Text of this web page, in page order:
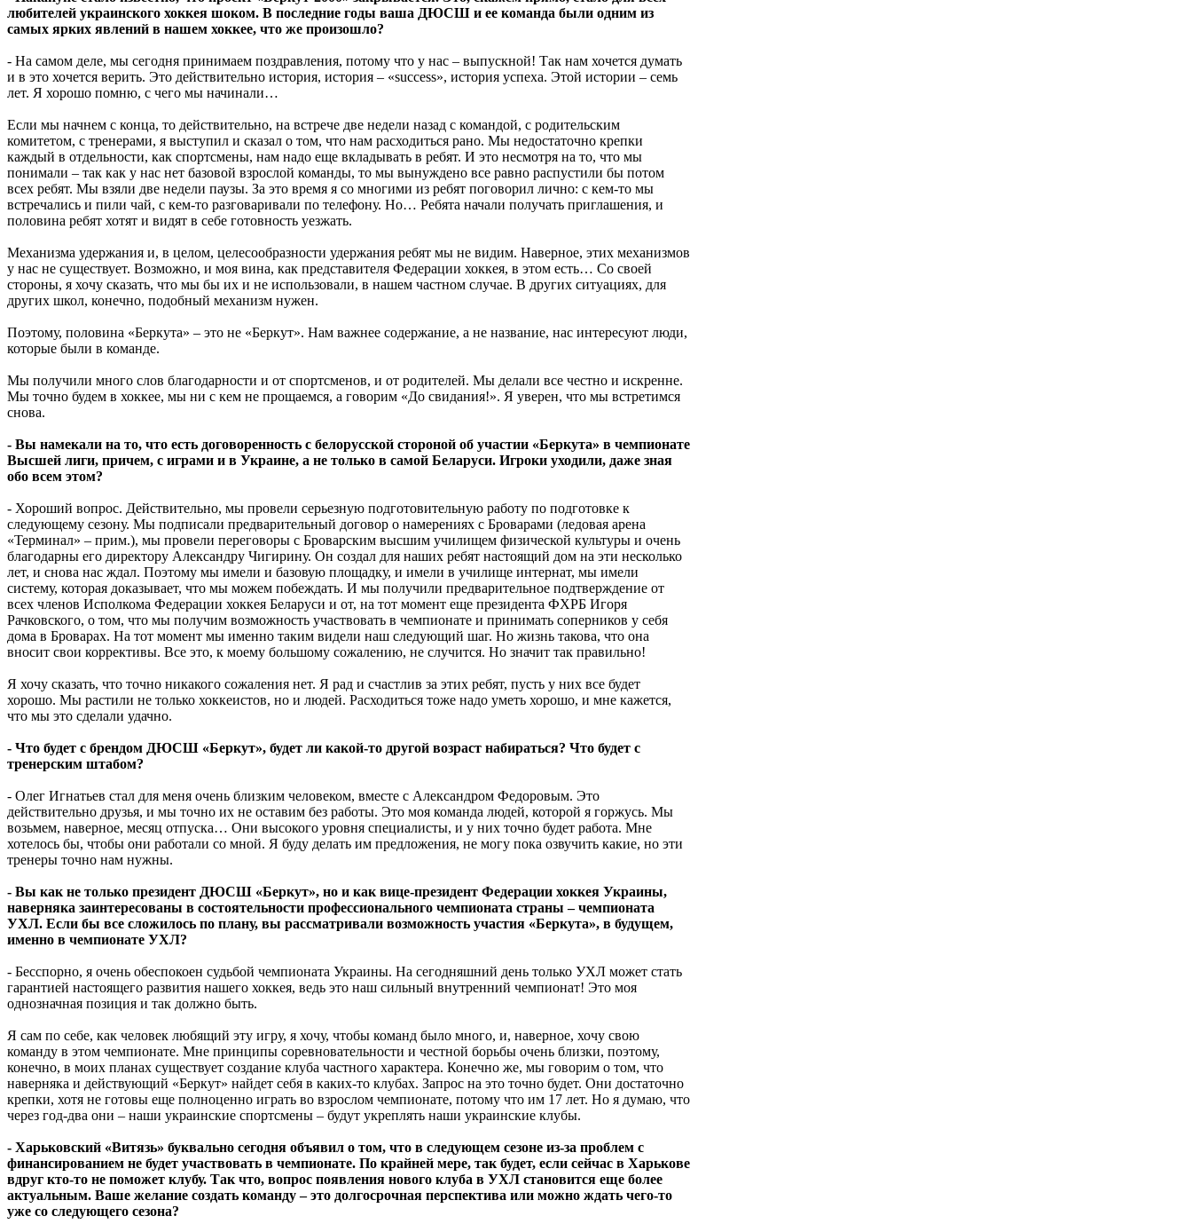
любителей украинского хоккея шоком. В последние годы ваша ДЮСШ и ее команда были одним из
самых ярких явлений в нашем хоккее, что же произошло?
- На самом деле, мы сегодня принимаем поздравления, потому что у нас – выпускной! Так нам хочется думать
и в это хочется верить. Это действительно история, история – «success», история успеха. Этой истории – семь
лет. Я хорошо помню, с чего мы начинали…
Если мы начнем с конца, то действительно, на встрече две недели назад с командой, с родительским
комитетом, с тренерами, я выступил и сказал о том, что нам расходиться рано. Мы недостаточно крепки
каждый в отдельности, как спортсмены, нам надо еще вкладывать в ребят. И это несмотря на то, что мы
понимали – так как у нас нет базовой взрослой команды, то мы вынуждено все равно распустили бы потом
всех ребят. Мы взяли две недели паузы. За это время я со многими из ребят поговорил лично: с кем-то мы
встречались и пили чай, с кем-то разговаривали по телефону. Но… Ребята начали получать приглашения, и
половина ребят хотят и видят в себе готовность уезжать.
Механизма удержания и, в целом, целесообразности удержания ребят мы не видим. Наверное, этих механизмов
у нас не существует. Возможно, и моя вина, как представителя Федерации хоккея, в этом есть… Со своей
стороны, я хочу сказать, что мы бы их и не использовали, в нашем частном случае. В других ситуациях, для
других школ, конечно, подобный механизм нужен.
Поэтому, половина «Беркута» – это не «Беркут». Нам важнее содержание, а не название, нас интересуют люди,
которые были в команде.
Мы получили много слов благодарности и от спортсменов, и от родителей. Мы делали все честно и искренне.
Мы точно будем в хоккее, мы ни с кем не прощаемся, а говорим «До свидания!». Я уверен, что мы встретимся
снова.
- Вы намекали на то, что есть договоренность с белорусской стороной об участии «Беркута» в чемпионате
Высшей лиги, причем, с играми и в Украине, а не только в самой Беларуси. Игроки уходили, даже зная
обо всем этом?
- Хороший вопрос. Действительно, мы провели серьезную подготовительную работу по подготовке к
следующему сезону. Мы подписали предварительный договор о намерениях с Броварами (ледовая арена
«Терминал» – прим.), мы провели переговоры с Броварским высшим училищем физической культуры и очень
благодарны его директору Александру Чигирину. Он создал для наших ребят настоящий дом на эти несколько
лет, и снова нас ждал. Поэтому мы имели и базовую площадку, и имели в училище интернат, мы имели
систему, которая доказывает, что мы можем побеждать. И мы получили предварительное подтверждение от
всех членов Исполкома Федерации хоккея Беларуси и от, на тот момент еще президента ФХРБ Игоря
Рачковского, о том, что мы получим возможность участвовать в чемпионате и принимать соперников у себя
дома в Броварах. На тот момент мы именно таким видели наш следующий шаг. Но жизнь такова, что она
вносит свои коррективы. Все это, к моему большому сожалению, не случится. Но значит так правильно!
Я хочу сказать, что точно никакого сожаления нет. Я рад и счастлив за этих ребят, пусть у них все будет
хорошо. Мы растили не только хоккеистов, но и людей. Расходиться тоже надо уметь хорошо, и мне кажется,
что мы это сделали удачно.
- Что будет с брендом ДЮСШ «Беркут», будет ли какой-то другой возраст набираться? Что будет с
тренерским штабом?
- Олег Игнатьев стал для меня очень близким человеком, вместе с Александром Федоровым. Это
действительно друзья, и мы точно их не оставим без работы. Это моя команда людей, которой я горжусь. Мы
возьмем, наверное, месяц отпуска… Они высокого уровня специалисты, и у них точно будет работа. Мне
хотелось бы, чтобы они работали со мной. Я буду делать им предложения, не могу пока озвучить какие, но эти
тренеры точно нам нужны.
- Вы как не только президент ДЮСШ «Беркут», но и как вице-президент Федерации хоккея Украины,
наверняка заинтересованы в состоятельности профессионального чемпионата страны – чемпионата
УХЛ. Если бы все сложилось по плану, вы рассматривали возможность участия «Беркута», в будущем,
именно в чемпионате УХЛ?
- Бесспорно, я очень обеспокоен судьбой чемпионата Украины. На сегодняшний день только УХЛ может стать
гарантией настоящего развития нашего хоккея, ведь это наш сильный внутренний чемпионат! Это моя
однозначная позиция и так должно быть.
Я сам по себе, как человек любящий эту игру, я хочу, чтобы команд было много, и, наверное, хочу свою
команду в этом чемпионате. Мне принципы соревновательности и честной борьбы очень близки, поэтому,
конечно, в моих планах существует создание клуба частного характера. Конечно же, мы говорим о том, что
наверняка и действующий «Беркут» найдет себя в каких-то клубах. Запрос на это точно будет. Они достаточно
крепки, хотя не готовы еще полноценно играть во взрослом чемпионате, потому что им 17 лет. Но я думаю, что
через год-два они – наши украинские спортсмены – будут укреплять наши украинские клубы.
- Харьковский «Витязь» буквально сегодня объявил о том, что в следующем сезоне из-за проблем с
финансированием не будет участвовать в чемпионате. По крайней мере, так будет, если сейчас в Харькове
вдруг кто-то не поможет клубу. Так что, вопрос появления нового клуба в УХЛ становится еще более
актуальным. Ваше желание создать команду – это долгосрочная перспектива или можно ждать чего-то
уже со следующего сезона?